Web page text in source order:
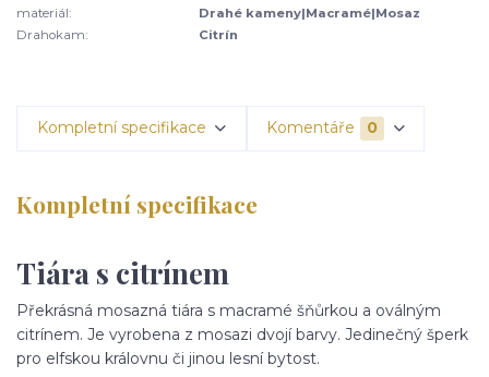
materiál:
Drahé kameny|Macramé|Mosaz
Drahokam:
Citrín
Kompletní specifikace Komentáře 0
Kompletní specifikace
Tiára s citrínem
Překrásná mosazná tiára s macramé šňůrkou a oválným
citrínem. Je vyrobena z mosazi dvojí barvy. Jedinečný šperk
pro elfskou královnu či jinou lesní bytost.